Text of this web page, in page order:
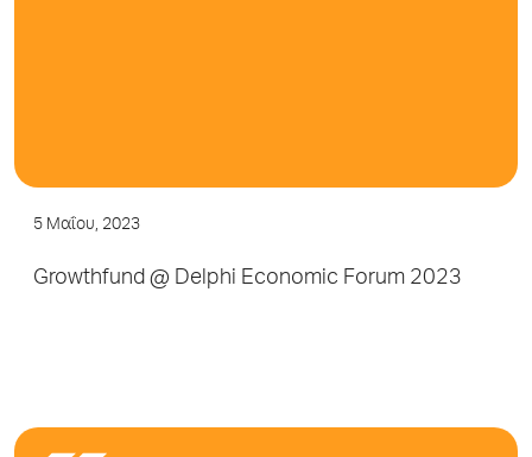
5 Μαΐου, 2023
Growthfund @ Delphi Economic Forum 2023